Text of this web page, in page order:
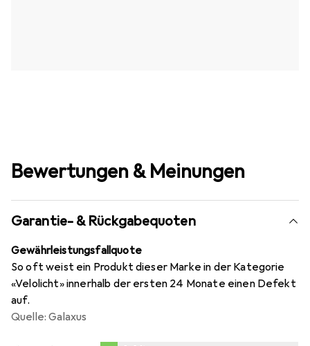
Bewertungen & Meinungen
Garantie- & Rückgabequoten
Gewährleistungsfallquote
So oft weist ein Produkt dieser Marke in der Kategorie
«Velolicht» innerhalb der ersten 24 Monate einen Defekt
auf.
Quelle: Galaxus